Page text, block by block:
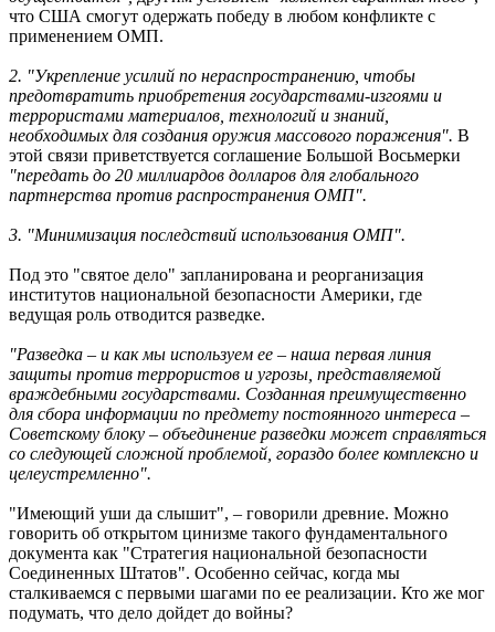
что США смогут одержать победу в любом конфликте с
применением ОМП.
2. "Укрепление усилий по нераспространению, чтобы
предотвратить приобретения государствами-изгоями и
террористами материалов, технологий и знаний,
необходимых для создания оружия массового поражения". В
этой связи приветствуется соглашение Большой Восьмерки
"передать до 20 миллиардов долларов для глобального
партнерства против распространения ОМП".
3. "Минимизация последствий использования ОМП".
Под это "святое дело" запланирована и реорганизация
институтов национальной безопасности Америки, где
ведущая роль отводится разведке.
"Разведка – и как мы используем ее – наша первая линия
защиты против террористов и угрозы, представляемой
враждебными государствами. Созданная преимущественно
для сбора информации по предмету постоянного интереса –
Советскому блоку – объединение разведки может справляться
со следующей сложной проблемой, гораздо более комплексно и
целеустремленно".
"Имеющий уши да слышит", – говорили древние. Можно
говорить об открытом цинизме такого фундаментального
документа как "Стратегия национальной безопасности
Соединенных Штатов". Особенно сейчас, когда мы
сталкиваемся с первыми шагами по ее реализации. Кто же мог
подумать, что дело дойдет до войны?